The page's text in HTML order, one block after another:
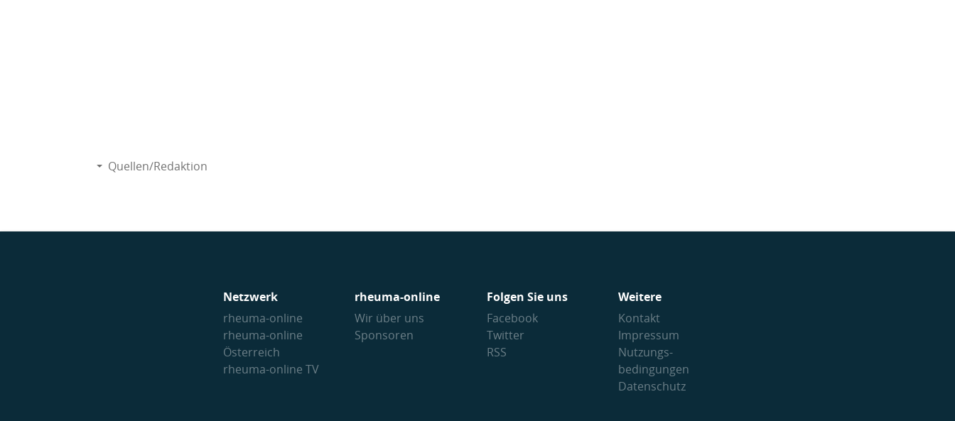
Quellen/Redaktion
Netzwerk
rheuma-online
rheuma-online
Österreich
rheuma-online TV
rheuma-online
Wir über uns
Sponsoren
Folgen Sie uns
Facebook
Twitter
RSS
Weitere
Kontakt
Impressum
Nutzungs­
bedingungen
Datenschutz